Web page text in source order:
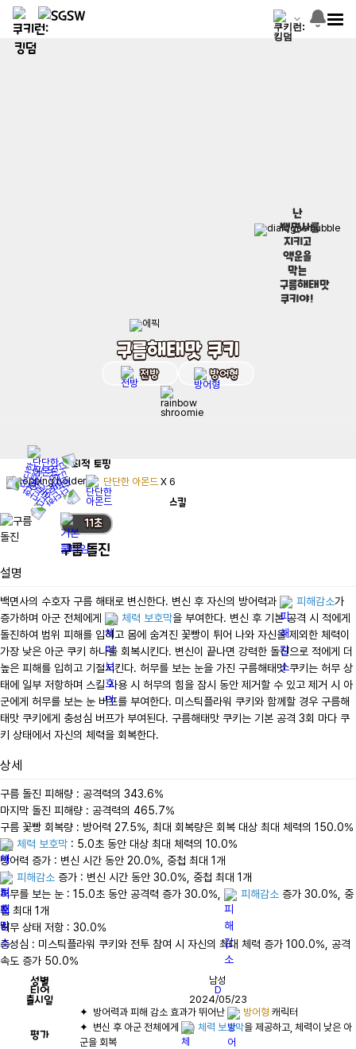
난
백면사를
지키고
액운을
막는
구름해태맛
쿠키야!
구름해태맛 쿠키
전방 방어형
최적 토핑
단단한 아몬드 X 6
스킬
11초
구름 돌진
설명
백면사의 수호자 구름 해태로 변신한다. 변신 후 자신의 방어력과 피해감소가
증가하며 아군 전체에게
체력 보호막을 부여한다. 변신 후 기본 공격 시 적에게
돌진하여 범위 피해를 입히고 몸에 숨겨진 꽃빵이 튀어 나와 자신을 제외한 체력이
가장 낮은 아군 쿠키 하나를 회복시킨다. 변신이 끝나면 강력한 돌진으로 적에게 더
높은 피해를 입히고 기절시킨다. 허무를 보는 눈을 가진 구름해태맛 쿠키는 허무 상
태에 일부 저항하며 스킬 사용 시 허무의 힘을 잠시 동안 제거할 수 있고 제거 시 아
군에게 허무를 보는 눈 버프를 부여한다. 미스틱플라워 쿠키와 함께할 경우 구름해
태맛 쿠키에게 충성심 버프가 부여된다. 구름해태맛 쿠키는 기본 공격 3회 마다 쿠
키 상태에서 자신의 체력을 회복한다.
상세
구름 돌진 피해량 : 공격력의 343.6%
마지막 돌진 피해량 : 공격력의 465.7%
체력 보호막 : 5.0초 동안 대상 최대 체력의 10.0%
피해감소 증가 : 변신 시간 동안 30.0%, 중첩 최대 1개
허무를 보는 눈 : 15.0초 동안 공격력 증가 30.0%,
피해감소 증가 30.0%, 중
첩 최대 1개
허무 상태 저항 : 30.0%
충성심 : 미스틱플라워 쿠키와 전투 참여 시 자신의 최대 체력 증가 100.0%, 공격
속도 증가 50.0%
성별 남성
티어 D
출시일 2024/05/23
평가
✦  방어력과 피해 감소 효과가 뛰어난 방어형
✦  변신 후 아군 전체에게
체력 보호막을 제공하고, 체력이 낮은 아